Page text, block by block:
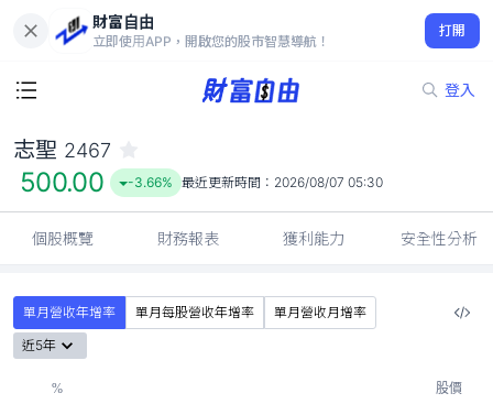
財富自由
立即使用APP，開啟您的股市智慧導航！
打開
登入
500.00
-3.66%
志聖 2467
500.00 -3.66% 最近更新時間： 2026/08/07 05:30
個股概覽 財務報表 獲利能力 安全性分析
單月營收年增率 單月每股營收年增率
單月營收月增率
近5年